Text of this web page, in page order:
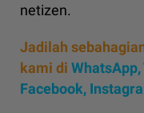
netizen.
Jadilah
kami di WhatsApp,
Facebook,